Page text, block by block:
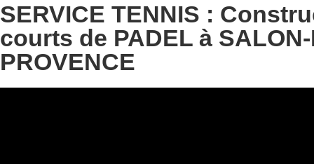
SERVICE TENNIS :
courts de PADEL à
PROVENCE